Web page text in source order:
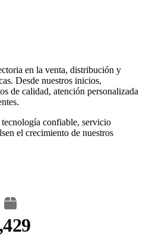
en la venta, distribución y
Desde nuestros inicios,
de calidad, atención personalizada
confiable, servicio
el crecimiento de nuestros